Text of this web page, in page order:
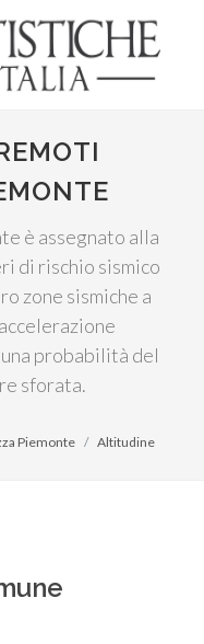
è assegnato alla
di rischio sismico
zone sismiche a
probabilità del
sforata.
Piemonte Altitudine